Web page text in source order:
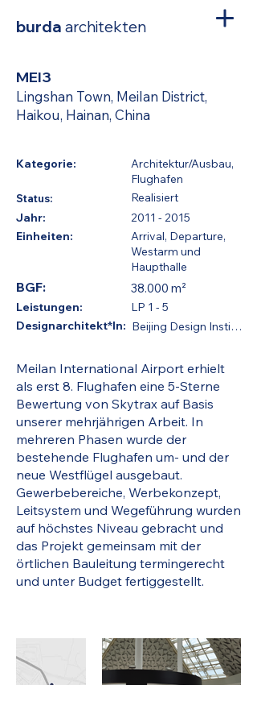
burda architekten
MEI3
Lingshan Town, Meilan District,
Haikou, Hainan, China
Kategorie:
Status:
Jahr:
Einheiten:
BGF:
Leistungen:
Designarchitekt*In:
Architektur/Ausbau,
Flughafen
Realisiert
2011 - 2015
Arrival, Departure,
Westarm und
Haupthalle
38.000 m²
LP 1 - 5
Meilan International Airport erhielt
als erst 8. Flughafen eine 5-Sterne
Bewertung von Skytrax auf Basis
unserer mehrjährigen Arbeit. In
mehreren Phasen wurde der
bestehende Flughafen um- und der
neue Westflügel ausgebaut.
Gewerbebereiche, Werbekonzept,
Leitsystem und Wegeführung wurden
auf höchstes Niveau gebracht und
das Projekt gemeinsam mit der
örtlichen Bauleitung termingerecht
und unter Budget fertiggestellt.